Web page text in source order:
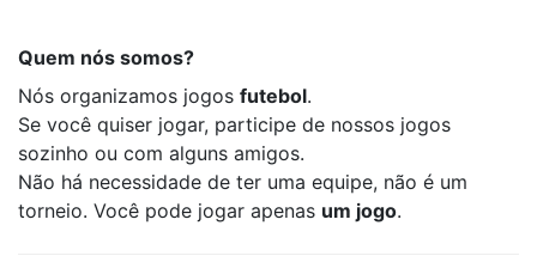
Quem nós somos?
Nós organizamos jogos futebol.
Se você quiser jogar, participe de nossos jogos
sozinho ou com alguns amigos.
Não há necessidade de ter uma equipe, não é um
torneio. Você pode jogar apenas um jogo.